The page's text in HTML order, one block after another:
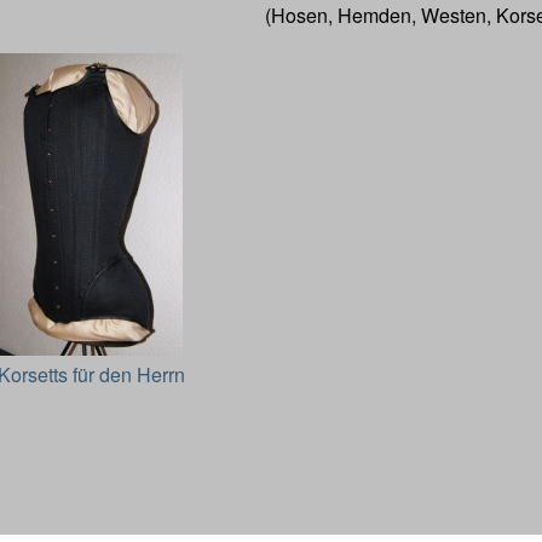
(Hosen, Hemden, Westen,
für den Herrn